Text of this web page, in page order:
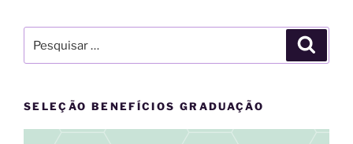
por:
SELEÇÃO BENEFÍCIOS GRADUAÇÃO